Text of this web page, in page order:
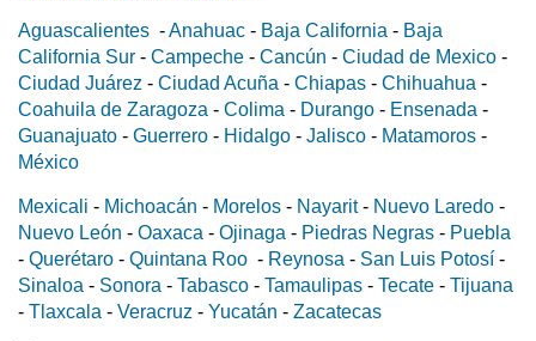
Aguascalientes -Anahuac - Baja California - Baja
California Sur - Campeche - Cancún - Ciudad de Mexico -
Ciudad Juárez - Ciudad Acuña - Chiapas - Chihuahua -
Coahuila de Zaragoza - Colima - Durango - Ensenada -
Guanajuato - Guerrero - Hidalgo - Jalisco - Matamoros -
México
Mexicali - Michoacán - Morelos - Nayarit- Nuevo Laredo -
Nuevo León - Oaxaca - Ojinaga - Piedras Negras - Puebla
- Querétaro - Quintana Roo - Reynosa - San Luis Potosí -
Sinaloa - Sonora - Tabasco - Tamaulipas - Tecate - Tijuana
- Tlaxcala - Veracruz - Yucatán - Zacatecas